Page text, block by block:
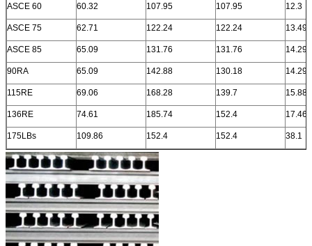
ASCE 60 60.32 107.95 107.95 12.3
ASCE 75 62.71 122.24 122.24 13.49
ASCE 85 65.09 131.76 131.76 14.29
90RA 65.09 142.88 130.18 14.29
115RE 69.06 168.28 139.7 15.88
136RE 74.61 185.74 152.4 17.46
175LBs 109.86 152.4 152.4 38.1